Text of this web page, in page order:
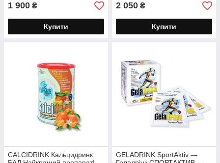
1 900 ₴
Купити
2 050 ₴
Купити
CALCIDRINK Кальцидринк
GELADRINK SportAktiv —